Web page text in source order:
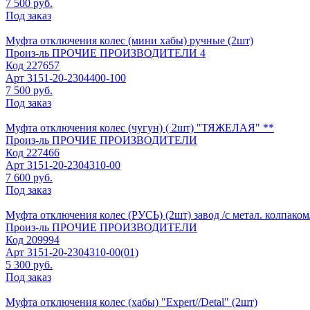
7 500 руб.
Под заказ
Муфта отключения колес (мини хабы) ручные (2шт)
Произ-ль ПРОЧИЕ ПРОИЗВОДИТЕЛИ 4
Код 227657
Арт 3151-20-2304400-100
7 500 руб.
Под заказ
Муфта отключения колес (чугун) ( 2шт) "ТЯЖЕЛАЯ" **
Произ-ль ПРОЧИЕ ПРОИЗВОДИТЕЛИ
Код 227466
Арт 3151-20-2304310-00
7 600 руб.
Под заказ
Муфта отключения колес (РУСЬ) (2шт) завод /с метал.
Произ-ль ПРОЧИЕ ПРОИЗВОДИТЕЛИ
Код 209994
Арт 3151-20-2304310-00(01)
5 300 руб.
Под заказ
Муфта отключения колес (хабы) "Expert//Detal" (2шт)